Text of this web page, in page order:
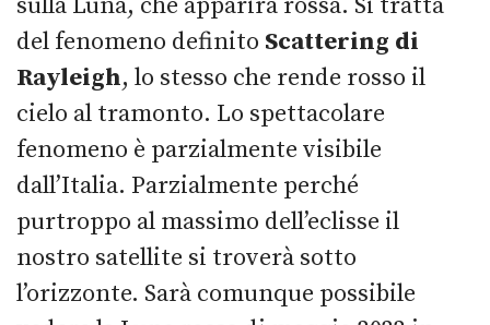
del fenomeno definito Scattering di
Rayleigh, lo stesso che rende rosso il
cielo al tramonto. Lo spettacolare
fenomeno è parzialmente visibile
dall’Italia. Parzialmente perché
purtroppo al massimo dell’eclisse il
nostro satellite si troverà sotto
l’orizzonte. Sarà comunque possibile